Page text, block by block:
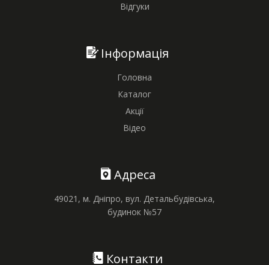
Відгуки
Інформація
Головна
Каталог
Акції
Відео
Адреса
49021, м. Дніпро, вул. Детальбудівська,
будинок №57
Контакти